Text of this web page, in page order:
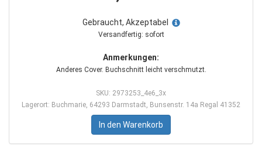
Gebraucht, Akzeptabel
Versandfertig: sofort
Anmerkungen:
Anderes Cover. Buchschnitt leicht verschmutzt.
SKU: 2973253_4e6_3x
Lagerort: Buchmarie, 64293 Darmstadt, Bunsenstr. 14a Regal 41352
In den Warenkorb